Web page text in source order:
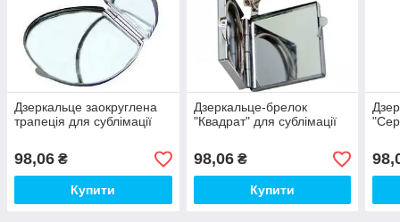
Дзеркальце заокруглена
трапеція для сублімації
98,06 ₴
Купити
Дзеркальце-брелок
"Квадрат" для сублімації
98,06₴
Купити